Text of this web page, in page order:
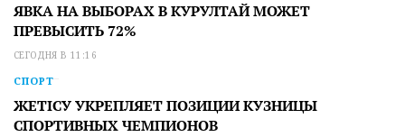
ЯВКА НА ВЫБОРАХ В КУРУЛТАЙ МОЖЕТ
ПРЕВЫСИТЬ 72%
СЕГОДНЯ В 11:16
СПОРТ
ЖЕТІСУ УКРЕПЛЯЕТ ПОЗИЦИИ КУЗНИЦЫ
СПОРТИВНЫХ ЧЕМПИОНОВ